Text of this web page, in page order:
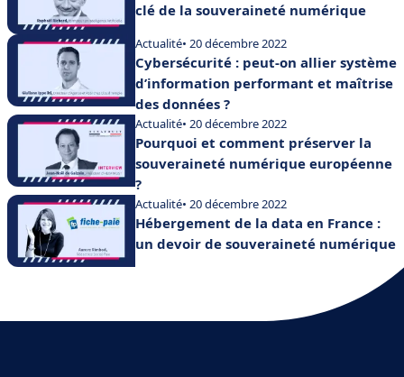
clé de la souveraineté numérique
Actualité• 20 décembre 2022
Cybersécurité : peut-on allier système
d’information performant et maîtrise
des données ?
Actualité• 20 décembre 2022
Pourquoi et comment préserver la
souveraineté numérique européenne
?
Actualité• 20 décembre 2022
Hébergement de la data en France :
un devoir de souveraineté numérique